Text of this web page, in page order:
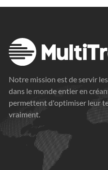
Notre mission est de servir
dans le monde entier en
permettent d'optimiser leur
vraiment.